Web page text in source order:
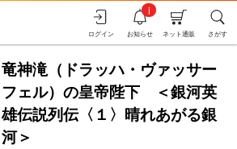
さがす
ネット通販
お知らせ
i
ログイン
竜神滝（ドラッハ・ヴァッサー
フェル）の皇帝陛下 ＜銀河英
雄伝説列伝〈１〉晴れあがる銀
河＞